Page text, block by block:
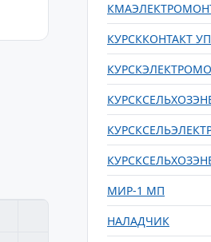
КУРСККОНТАКТ
МИР-1 МП
НАЛАДЧИК